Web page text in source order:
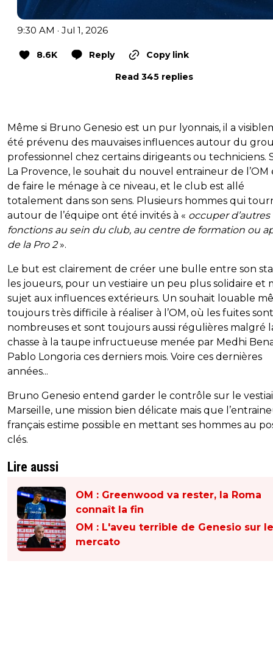
9:30 AM · Jul 1, 2026
8.6K Reply
Copy link
Read 345 replies
Même si Bruno Genesio est un pur lyonnais, il a
été prévenu des mauvaises influences autour du
professionnel chez certains dirigeants ou techniciens.
La Provence, le souhait du nouvel entraineur de l’OM
de faire le ménage à ce niveau, et le club est allé
totalement dans son sens. Plusieurs hommes qui
autour de l’équipe ont été invités à « occuper d’autres
fonctions au sein du club, au centre de formation ou
de la Pro 2».
Le but est clairement de créer une bulle entre son
les joueurs, pour un vestiaire un peu plus solidaire et
sujet aux influences extérieurs. Un souhait louable
toujours très difficile à réaliser à l’OM, où les fuites sont
nombreuses et sont toujours aussi régulières malgré
chasse à la taupe infructueuse menée par Medhi
Pablo Longoria ces derniers mois. Voire ces dernières
années...
Bruno Genesio entend garder le contrôle sur le
Marseille, une mission bien délicate mais que
français estime possible en mettant ses hommes au
clés.
Lire aussi
OM : Greenwood va rester, la Roma
connaît la fin
OM : L'aveu terrible de Genesio sur le
mercato